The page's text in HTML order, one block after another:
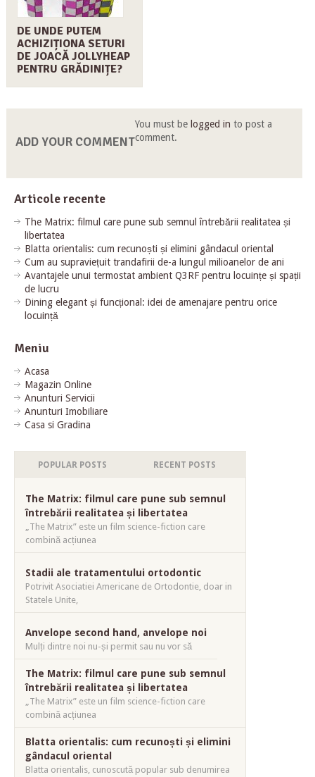
DE UNDE PUTEM
ACHIZIȚIONA SETURI
DE JOACĂ JOLLYHEAP
PENTRU GRĂDINIȚE?
ADD YOUR COMMENT
You must be logged in to post a
comment.
Articole recente
The Matrix: filmul care pune sub semnul întrebării realitatea și
libertatea
Blatta orientalis: cum recunoști și elimini gândacul oriental
Cum au supraviețuit trandafirii de-a lungul milioanelor de ani
Avantajele unui termostat ambient Q3RF pentru locuințe și spații
de lucru
Dining elegant și funcțional: idei de amenajare pentru orice
locuință
Meniu
Acasa
Magazin Online
Anunturi Servicii
Anunturi Imobiliare
Casa si Gradina
POPULAR POSTS RECENT POSTS
The Matrix: filmul care pune sub semnul
întrebării realitatea și libertatea
„The Matrix” este un film science-fiction care
combină acțiunea
Stadii ale tratamentului ortodontic
Potrivit Asociatiei Americane de Ortodontie, doar in
Statele Unite,
Anvelope second hand, anvelope noi
Mulți dintre noi nu-și permit sau nu vor să
The Matrix: filmul care pune sub semnul
întrebării realitatea și libertatea
„The Matrix” este un film science-fiction care
combină acțiunea
Blatta orientalis: cum recunoști și elimini
gândacul oriental
Blatta orientalis, cunoscută popular sub denumirea